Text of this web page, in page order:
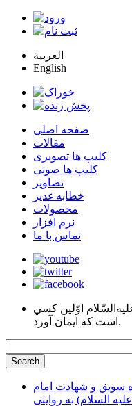
العربية
English
صفحه اصلی
مقالات
کلیپ ها تصویری
کلیپ ها صوتی
تصاویر
خطابه غدیر
محصولات
نرم افزار
تماس با ما
اوّلين كسي
است كه ايمان آورد.
سویق و شهادت امام
السلام) به روایتی